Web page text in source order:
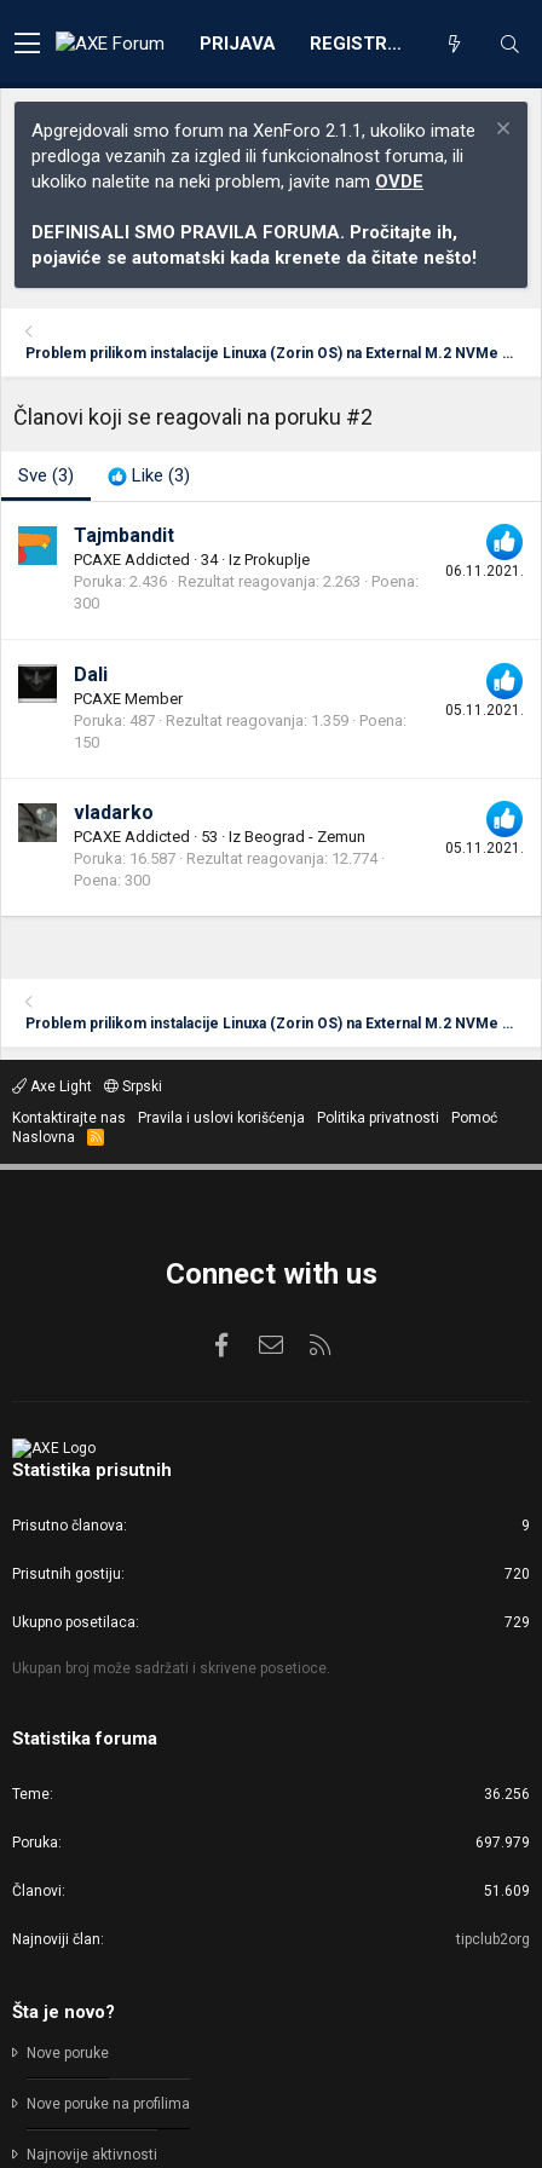
PRIJAVA REGISTRACIJA
Apgrejdovali smo forum na XenForo 2.1.1, ukoliko imate
predloga vezanih za izgled ili funkcionalnost foruma, ili
ukoliko naletite na neki problem, javite nam OVDE
DEFINISALI SMO PRAVILA FORUMA. Pročitajte ih,
pojaviće se automatski kada krenete da čitate nešto!
Problem prilikom instalacije Linuxa (Zorin OS) na External M.2 NVMe Enclosure
Članovi koji se reagovali na poruku #2
Sve (3) Like (3)
06.11.2021.
Tajmbandit
PCAXE Addicted · 34 · Iz Prokuplje
Poruka 2.436 Rezultat reagovanja 2.263
Poena
300
05.11.2021.
Dali
PCAXE Member
Poruka 487 Rezultat reagovanja 1.359
Poena
150
05.11.2021.
vladarko
PCAXE Addicted · 53 · Iz Beograd - Zemun
Poruka 16.587 Rezultat reagovanja 12.774
Poena 300
Problem prilikom instalacije Linuxa (Zorin OS) na External M.2 NVMe Enclosure
Axe Light
Srpski
Kontaktirajte nas
Pravila i uslovi korišćenja Politika privatnosti
Pomoć
Naslovna
R
S
Connect with us
FacebookKontaktirajte nas
Statistika prisutnih
Prisutno članova 9
Prisutnih gostiju 720
Ukupno posetilaca 729
Ukupan broj može sadržati i skrivene posetioce.
Statistika foruma
Teme 36.256
Poruka 697.979
Članovi 51.609
Najnoviji član tipclub2org
Šta je novo?
Nove poruke
Nove poruke na profilima
Najnovije aktivnosti